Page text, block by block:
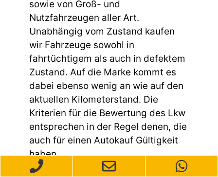
sowie von Groß- und
Nutzfahrzeugen aller Art.
Unabhängig vom Zustand kaufen
wir Fahrzeuge sowohl in
fahrtüchtigem als auch in defektem
Zustand. Auf die Marke kommt es
dabei ebenso wenig an wie auf den
aktuellen Kilometerstand. Die
Kriterien für die Bewertung des Lkw
entsprechen in der Regel denen, die
auch für einen Autokauf Gültigkeit
haben.